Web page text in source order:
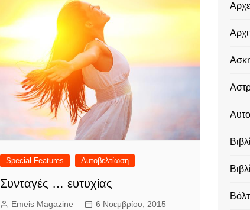
Special Features Αυτοβελτίωση
Συνταγές … ευτυχίας
Emeis Magazine
6 Νοεμβρίου, 2015